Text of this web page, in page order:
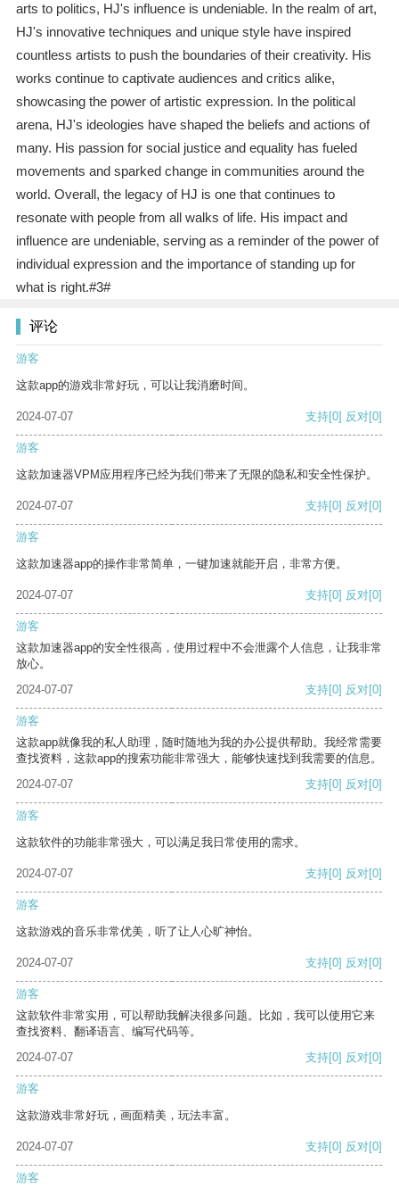
arts to politics, HJ's influence is undeniable. In the realm of art,
HJ's innovative techniques and unique style have inspired
countless artists to push the boundaries of their creativity. His
works continue to captivate audiences and critics alike,
showcasing the power of artistic expression. In the political
arena, HJ's ideologies have shaped the beliefs and actions of
many. His passion for social justice and equality has fueled
movements and sparked change in communities around the
world. Overall, the legacy of HJ is one that continues to
resonate with people from all walks of life. His impact and
influence are undeniable, serving as a reminder of the power of
individual expression and the importance of standing up for
what is right.#3#
评论
游客
这款app的游戏非常好玩，可以让我消磨时间。
2024-07-07 支持[0] 反对[0]
游客
这款加速器VPM应用程序已经为我们带来了无限的隐私和安全性保护。
2024-07-07 支持[0] 反对[0]
游客
这款加速器app的操作非常简单，一键加速就能开启，非常方便。
2024-07-07 支持[0] 反对[0]
游客
这款加速器app的安全性很高，使用过程中不会泄露个人信息，让我非常
放心。
2024-07-07
支持[0] 反对[0]
游客
这款app就像我的私人助理，随时随地为我的办公提供帮助。我经常需要
查找资料，这款app的搜索功能非常强大，能够快速找到我需要的信息。
2024-07-07
支持[0] 反对[0]
游客
这款软件的功能非常强大，可以满足我日常使用的需求。
2024-07-07 支持[0] 反对[0]
游客
这款游戏的音乐非常优美，听了让人心旷神怡。
2024-07-07 支持[0] 反对[0]
游客
这款软件非常实用，可以帮助我解决很多问题。比如，我可以使用它来
查找资料、翻译语言、编写代码等。
2024-07-07
支持[0] 反对[0]
游客
这款游戏非常好玩，画面精美，玩法丰富。
2024-07-07 支持[0] 反对[0]
游客